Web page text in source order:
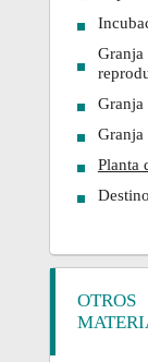
Granja
Granja
Granja
Planta
OTROS